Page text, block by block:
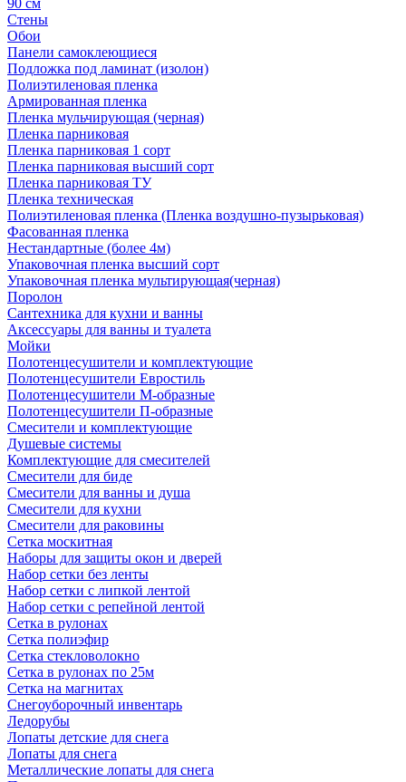
90 см
Стены
Обои
Панели самоклеющиеся
Подложка под ламинат (изолон)
Полиэтиленовая пленка
Армированная пленка
Пленка мульчирующая (черная)
Пленка парниковая
Пленка парниковая 1 сорт
Пленка парниковая высший сорт
Пленка парниковая ТУ
Пленка техническая
Полиэтиленовая пленка (Пленка воздушно-пузырьковая)
Фасованная пленка
Нестандартные (более 4м)
Упаковочная пленка высший сорт
Упаковочная пленка мультирующая(черная)
Поролон
Сантехника для кухни и ванны
Аксессуары для ванны и туалета
Мойки
Полотенцесушители и комплектующие
Полотенцесушители Евростиль
Полотенцесушители М-образные
Полотенцесушители П-образные
Смесители и комплектующие
Душевые системы
Комплектующие для смесителей
Смесители для биде
Смесители для ванны и душа
Смесители для кухни
Смесители для раковины
Сетка москитная
Наборы для защиты окон и дверей
Набор сетки без ленты
Набор сетки с липкой лентой
Набор сетки с репейной лентой
Сетка в рулонах
Сетка полиэфир
Сетка стекловолокно
Сетка в рулонах по 25м
Сетка на магнитах
Снегоуборочный инвентарь
Ледорубы
Лопаты детские для снега
Лопаты для снега
Металлические лопаты для снега